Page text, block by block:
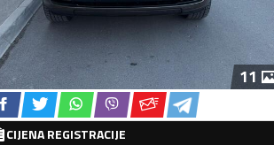
11
CIJENA REGISTRACIJE